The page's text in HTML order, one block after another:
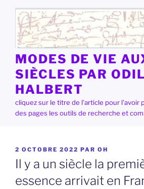
contenu
principal
MODES DE VIE
SIÈCLES PAR
HALBERT
cliquez sur le titre de l'article pour l'avoir
des pages les outils de recherche et
PUBLIÉ
LE
2 OCTOBRE 2022 PAR OH
Il y a un siècle la
essence arrivait en